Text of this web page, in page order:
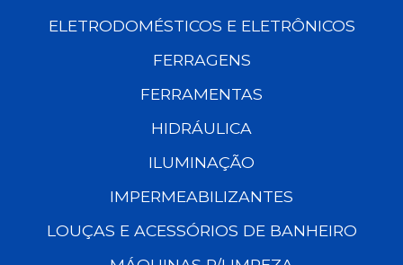
ELETRODOMÉSTICOS E ELETRÔNICOS
FERRAGENS
FERRAMENTAS
HIDRÁULICA
ILUMINAÇÃO
IMPERMEABILIZANTES
LOUÇAS E ACESSÓRIOS DE BANHEIRO